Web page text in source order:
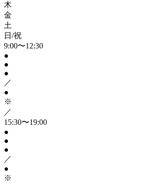
木
金
土
日/祝
9:00〜12:30
●
●
●
／
●
※
／
15:30〜19:00
●
●
●
／
●
※